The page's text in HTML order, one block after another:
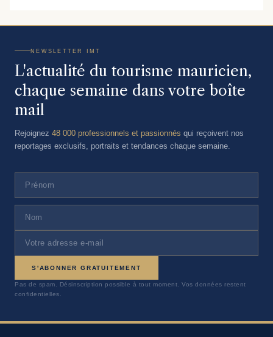
NEWSLETTER IMT
L'actualité du tourisme mauricien,
chaque semaine dans votre boîte
mail
Rejoignez 48 000 professionnels et passionnés qui reçoivent nos
reportages exclusifs, portraits et tendances chaque semaine.
S'ABONNER GRATUITEMENT
Pas de spam. Désinscription possible à tout moment. Vos données restent
confidentielles.